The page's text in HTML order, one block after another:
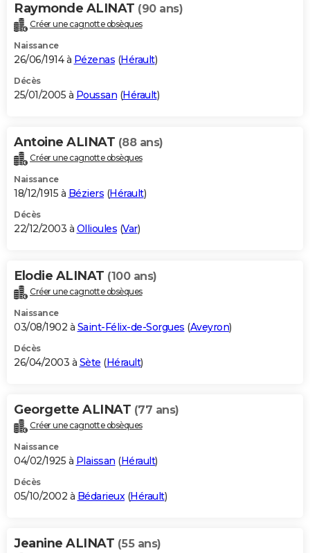
Raymonde ALINAT (90 ans)
Créer une cagnotte obsèques
Naissance
26/06/1914 à Pézenas (Hérault)
Décès
25/01/2005 à Poussan (Hérault)
Antoine ALINAT (88 ans)
Créer une cagnotte obsèques
Naissance
18/12/1915 à Béziers (Hérault)
Décès
22/12/2003 à Ollioules (Var)
Elodie ALINAT (100 ans)
Créer une cagnotte obsèques
Naissance
03/08/1902 à Saint-Félix-de-Sorgues (Aveyron)
Décès
26/04/2003 à Sète (Hérault)
Georgette ALINAT (77 ans)
Créer une cagnotte obsèques
Naissance
04/02/1925 à Plaissan (Hérault)
Décès
05/10/2002 à Bédarieux(Hérault)
Jeanine ALINAT (55 ans)